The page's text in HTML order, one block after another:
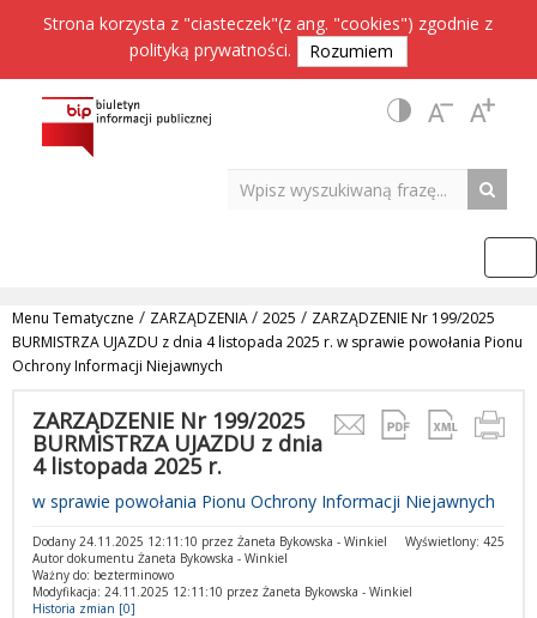
Strona korzysta z "ciasteczek"(z ang. "cookies") zgodnie z
polityką prywatności. Rozumiem
Menu Tematyczne / ZARZĄDZENIA/ 2025 / ZARZĄDZENIE Nr 199/2025
BURMISTRZA UJAZDU z dnia 4 listopada 2025 r. w sprawie powołania Pionu
Ochrony Informacji Niejawnych
ZARZĄDZENIE Nr 199/2025
BURMISTRZA UJAZDU z dnia
4 listopada 2025 r.
w sprawie powołania Pionu Ochrony Informacji Niejawnych
Wyświetlony: 425
Dodany 24.11.2025 12:11:10 przez Żaneta Bykowska - Winkiel
Autor dokumentu Żaneta Bykowska - Winkiel
Ważny do: bezterminowo
Modyfikacja: 24.11.2025 12:11:10 przez Żaneta Bykowska - Winkiel
Historia zmian [0]